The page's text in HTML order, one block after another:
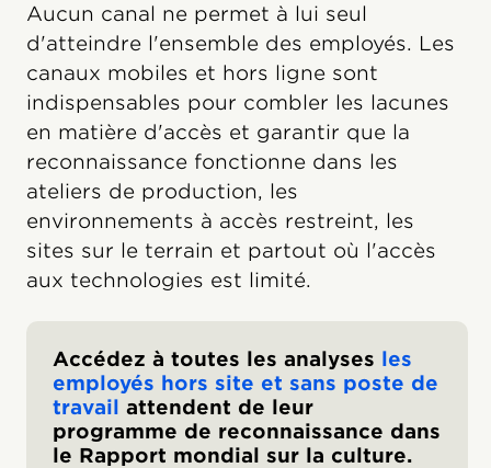
Aucun canal ne permet à lui seul
d'atteindre l'ensemble des employés. Les
canaux mobiles et hors ligne sont
indispensables pour combler les lacunes
en matière d'accès et garantir que la
reconnaissance fonctionne dans les
ateliers de production, les
environnements à accès restreint, les
sites sur le terrain et partout où l'accès
aux technologies est limité.
Accédez à toutes les analyses les
employés hors site et sans poste de
travail attendent de leur
programme de reconnaissance dans
le Rapport mondial sur la culture.